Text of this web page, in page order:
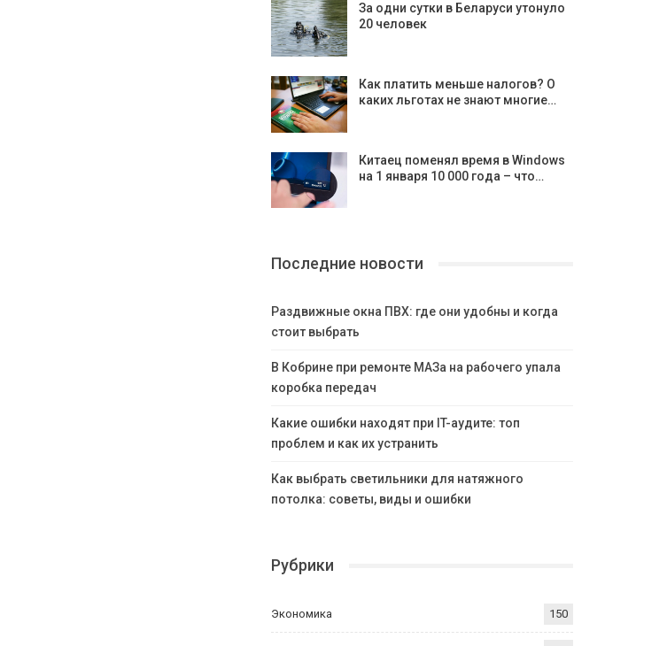
За одни сутки в Беларуси утонуло
20 человек
Как платить меньше налогов? О
каких льготах не знают многие…
Китаец поменял время в Windows
на 1 января 10 000 года – что…
Последние новости
Раздвижные окна ПВХ: где они удобны и когда
стоит выбрать
В Кобрине при ремонте МАЗа на рабочего упала
коробка передач
Какие ошибки находят при IT-аудите: топ
проблем и как их устранить
Как выбрать светильники для натяжного
потолка: советы, виды и ошибки
Рубрики
Экономика 150